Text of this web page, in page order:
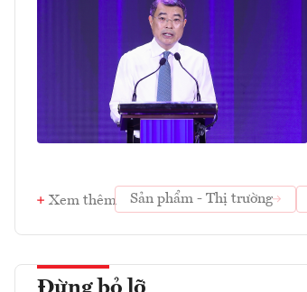
Xem thêm Sản phẩm - Thị trường